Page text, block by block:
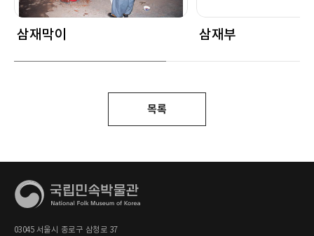
삼재막이 삼재부
목록
03045 서울시 종로구 삼청로 37